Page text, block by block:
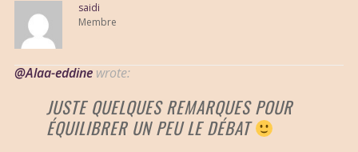
saidi
Membre
@Alaa-eddine wrote:
JUSTE QUELQUES REMARQUES POUR
ÉQUILIBRER UN PEU LE DÉBAT